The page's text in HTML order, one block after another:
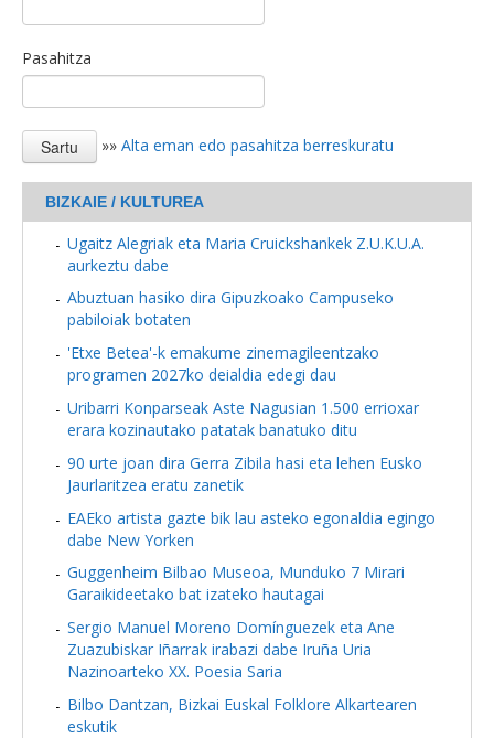
Pasahitza
»» Alta eman edo pasahitza berreskuratu
BIZKAIE / KULTUREA
Ugaitz Alegriak eta Maria Cruickshankek Z.U.K.U.A.
aurkeztu dabe
Abuztuan hasiko dira Gipuzkoako Campuseko
pabiloiak botaten
'Etxe Betea'-k emakume zinemagileentzako
programen 2027ko deialdia edegi dau
Uribarri Konparseak Aste Nagusian 1.500 errioxar
erara kozinautako patatak banatuko ditu
90 urte joan dira Gerra Zibila hasi eta lehen Eusko
Jaurlaritzea eratu zanetik
EAEko artista gazte bik lau asteko egonaldia egingo
dabe New Yorken
Guggenheim Bilbao Museoa, Munduko 7 Mirari
Garaikideetako bat izateko hautagai
Sergio Manuel Moreno Domínguezek eta Ane
Zuazubiskar Iñarrak irabazi dabe Iruña Uria
Nazinoarteko XX. Poesia Saria
Bilbo Dantzan, Bizkai Euskal Folklore Alkartearen
eskutik